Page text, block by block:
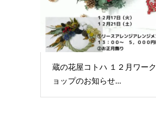
蔵の花屋コトハ １２月ワー
ョップのお知らせ...